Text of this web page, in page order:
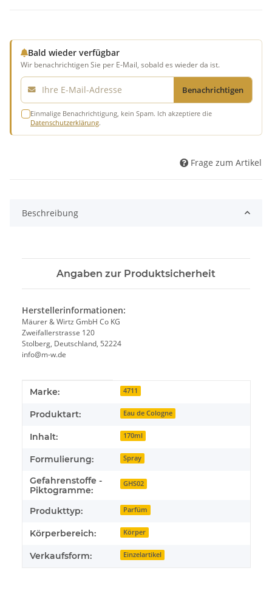
Bald wieder verfügbar
Wir benachrichtigen Sie per E-Mail, sobald es wieder da ist.
E-Mail
Benachrichtigen
Einmalige Benachrichtigung, kein Spam. Ich akzeptiere die
Datenschutzerklärung.
Frage zum Artikel
Beschreibung
Angaben zur Produktsicherheit
Herstellerinformationen:
Mäurer & Wirtz GmbH Co KG
Zweifallerstrasse 120
Stolberg, Deutschland, 52224
info@m-w.de
Produkteigenschaft
Wert
Marke: 4711
Produktart: Eau de Cologne
Inhalt: 170ml
Formulierung: Spray
Gefahrenstoffe -
Piktogramme:
GHS02
Produkttyp: Parfüm
Körperbereich: Körper
Verkaufsform: Einzelartikel